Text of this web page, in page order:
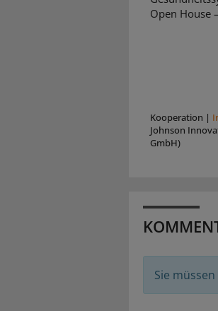
Open House
Kooperation |
Johnson
GmbH)
Sie